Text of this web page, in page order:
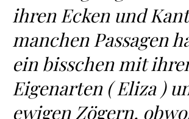
ihren Ecken und
manchen Passagen
ein bisschen mit
Eigenarten ( Eliza )
ewigen Zögern,